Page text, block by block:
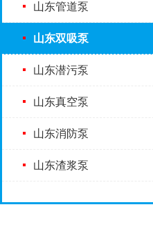
山东管道泵
山东双吸泵
山东潜污泵
山东真空泵
山东消防泵
山东渣浆泵